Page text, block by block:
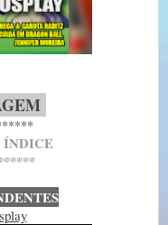
ÍNDICE